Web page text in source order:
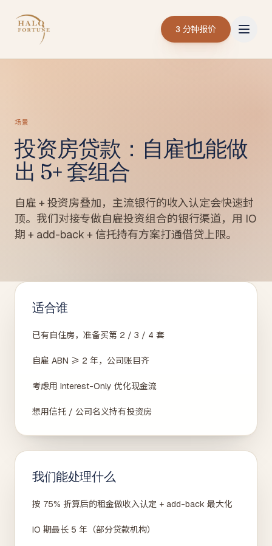
3 分钟报价
场景
投资房贷款：自雇也能做
出 5+ 套组合
自雇 + 投资房叠加，主流银行的收入认定会快速封
顶。我们对接专做自雇投资组合的银行渠道，用 IO
期 + add-back + 信托持有方案打通借贷上限。
适合谁
已有自住房，准备买第 2 / 3 / 4 套
自雇 ABN ≥ 2 年，公司账目齐
考虑用 Interest-Only 优化现金流
想用信托 / 公司名义持有投资房
我们能处理什么
按 75% 折算后的租金做收入认定 + add-back 最大化
IO 期最长 5 年（部分贷款机构）